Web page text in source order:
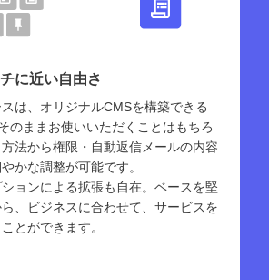
に近い自由さ
は、オリジナルCMSを構築できる
のままお使いいただくことはもちろ
法から権限・自動返信メールの内容
かな調整が可能です。
ョンによる拡張も自在。ベースを堅
、ビジネスに合わせて、サービスを
とができます。